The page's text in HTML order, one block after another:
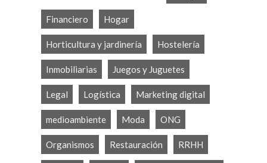
Financiero Hogar
Horticultura y jardinería Hostelería
Inmobiliarias Juegos y Juguetes
Legal Logística Marketing digital
medioambiente Moda ONG
Organismos Restauración RRHH